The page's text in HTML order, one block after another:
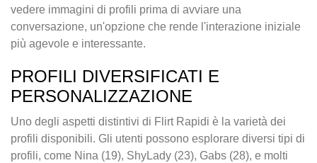
vedere immagini di profili prima di avviare una
conversazione, un'opzione che rende l'interazione iniziale
più agevole e interessante.
PROFILI DIVERSIFICATI E
PERSONALIZZAZIONE
Uno degli aspetti distintivi di Flirt Rapidi è la varietà dei
profili disponibili. Gli utenti possono esplorare diversi tipi di
profili, come Nina (19), ShyLady (23), Gabs (28), e molti